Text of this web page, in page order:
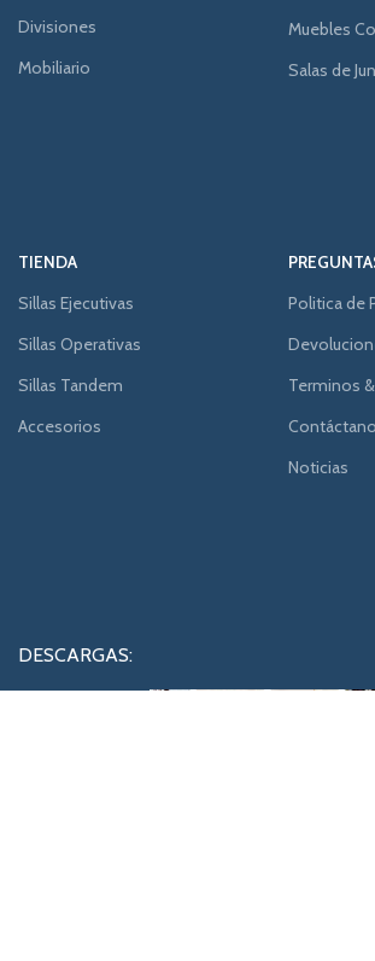
Divisiones
Mobiliario
Muebles
Salas de
TIENDA
Sillas Ejecutivas
Sillas Operativas
Sillas Tandem
Accesorios
Politica de
Terminos
Noticias
DESCARGAS: